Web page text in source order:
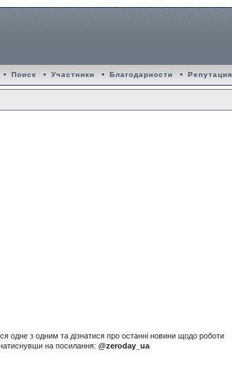
• Поиск • Участники • Благодарности • Репутация
одне з одним та дізнатися про останні новини щодо роботи
на посилання: @zeroday_ua